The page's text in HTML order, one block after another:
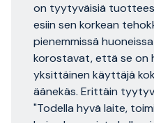
on tyytyväisiä
esiin sen korkean
pienemmissä
korostavat, että se on
yksittäinen käyttäjä
äänekäs. Erittäin
"Todella hyvä laite,